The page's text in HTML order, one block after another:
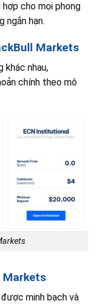
cho mọi phong
ngắn hạn.
Markets
khác nhau,
chính theo mô
Markets
minh bạch và